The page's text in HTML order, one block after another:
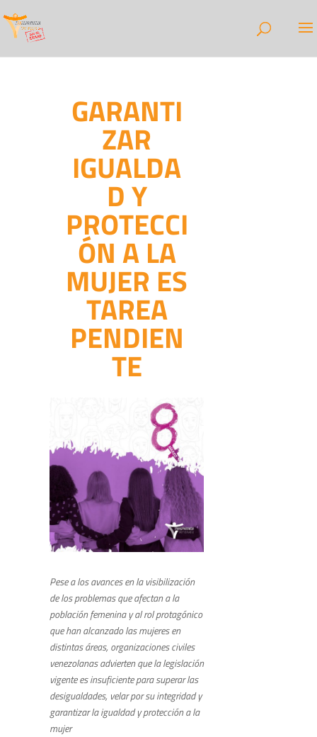
GARANTI
ZAR
IGUALDA
D Y
PROTECCI
ÓN A LA
MUJER ES
TAREA
PENDIEN
TE
Pese a los avances en la visibilización
de los problemas que afectan a la
población femenina y al rol protagónico
que han alcanzado las mujeres en
distintas áreas, organizaciones civiles
venezolanas advierten que la legislación
vigente es insuficiente para superar las
desigualdades, velar por su integridad y
garantizar la igualdad y protección a la
mujer